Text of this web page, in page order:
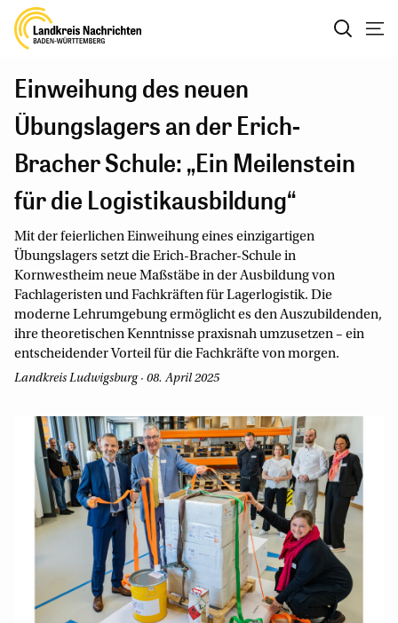
Einweihung des neuen
Übungslagers an der Erich-
Bracher Schule: „Ein Meilenstein
für die Logistikausbildung“
Mit der feierlichen Einweihung eines einzigartigen
Übungslagers setzt die Erich-Bracher-Schule in
Kornwestheim neue Maßstäbe in der Ausbildung von
Fachlageristen und Fachkräften für Lagerlogistik. Die
moderne Lehrumgebung ermöglicht es den Auszubildenden,
ihre theoretischen Kenntnisse praxisnah umzusetzen – ein
entscheidender Vorteil für die Fachkräfte von morgen.
Landkreis Ludwigsburg · 08. April 2025